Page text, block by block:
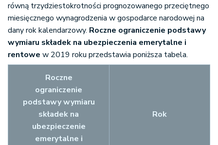
równą trzydziestokrotności prognozowanego przeciętnego
miesięcznego wynagrodzenia w gospodarce narodowej na
dany rok kalendarzowy. Roczne ograniczenie podstawy
wymiaru składek na ubezpieczenia emerytalne i
rentowe w 2019 roku przedstawia poniższa tabela.
Roczne
ograniczenie
podstawy wymiaru
składek na
ubezpieczenie
emerytalne i
Rok